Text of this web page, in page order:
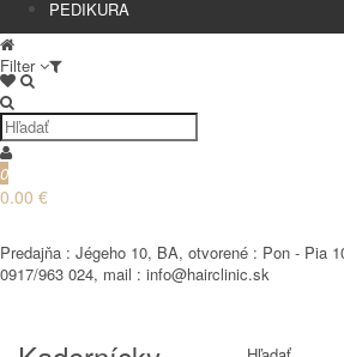
PEDIKURA
Filter
0
0.00 €
Predajňa : Jégeho 10, BA, otvorené : Pon - Pia
0917/963 024, mail : info@hairclinic.sk